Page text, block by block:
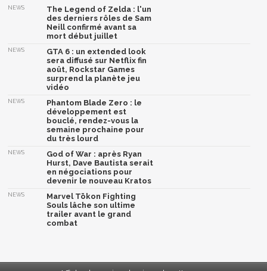
NEWS
The Legend of Zelda : l'un
des derniers rôles de Sam
Neill confirmé avant sa
mort début juillet
NEWS
GTA 6 : un extended look
sera diffusé sur Netflix fin
août, Rockstar Games
surprend la planète jeu
vidéo
NEWS
Phantom Blade Zero : le
développement est
bouclé, rendez-vous la
semaine prochaine pour
du très lourd
NEWS
God of War : après Ryan
Hurst, Dave Bautista serait
en négociations pour
devenir le nouveau Kratos
NEWS
Marvel Tōkon Fighting
Souls lâche son ultime
trailer avant le grand
combat